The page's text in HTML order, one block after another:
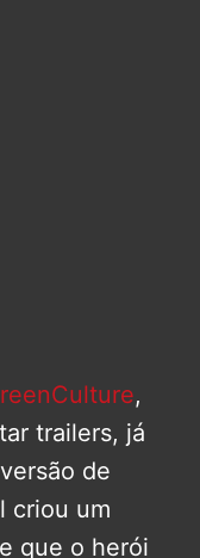
,
trailers, já
de
criou um
que o herói